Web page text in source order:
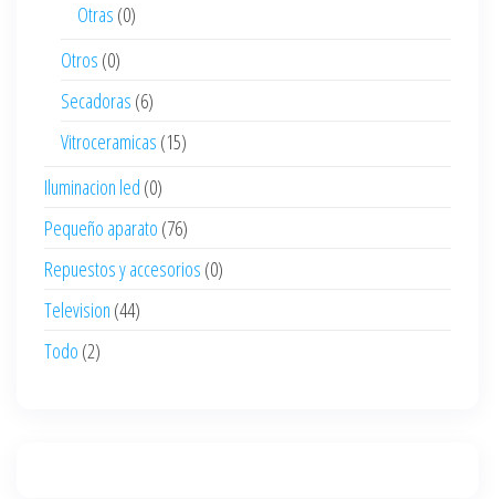
Otras (0)
Otros (0)
Secadoras (6)
Vitroceramicas (15)
Iluminacion led (0)
Pequeño aparato (76)
Repuestos y accesorios (0)
Television (44)
Todo (2)